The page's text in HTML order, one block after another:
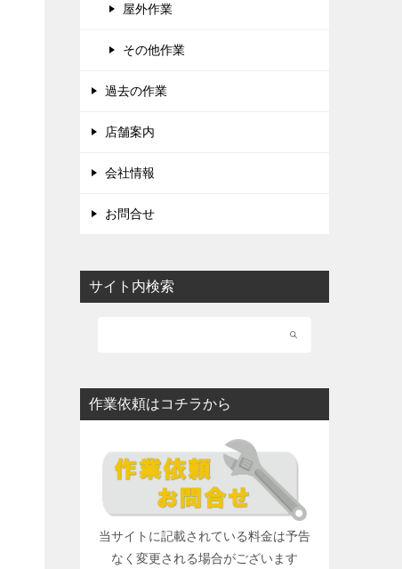
屋外作業
その他作業
過去の作業
店舗案内
会社情報
お問合せ
サイト内検索
作業依頼はコチラから
当サイトに記載されている料金は予告
なく変更される場合がございます